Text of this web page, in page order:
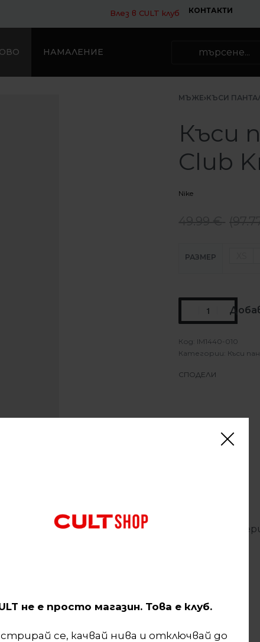
Влез в CULT клуб КОНТАКТИ
НАМАЛЕНИЕ
МЪЖЕ›КЪСИ
Къси
Club
Nike
РАЗМЕР
IM1440-010
Категории: Къси
СПОДЕЛИ
са от мека плетена памучна
не е просто магазин. Това е клуб.
се, качвай нива и отключвай до